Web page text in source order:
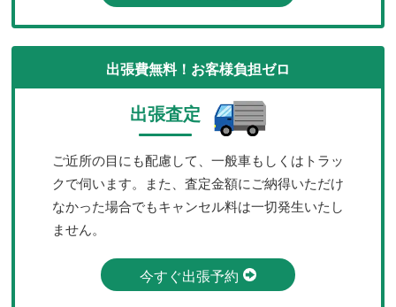
出張費無料！お客様負担ゼロ
出張査定
ご近所の目にも配慮して、一般車もしくはトラッ
クで伺います。また、査定金額にご納得いただけ
なかった場合でもキャンセル料は一切発生いたし
ません。
今すぐ出張予約